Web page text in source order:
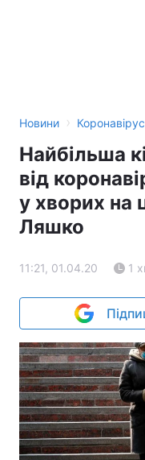
Новини › Коронавірус
Найбільша
від
у хворих на
Ляшко
11:21, 01.04.20 1